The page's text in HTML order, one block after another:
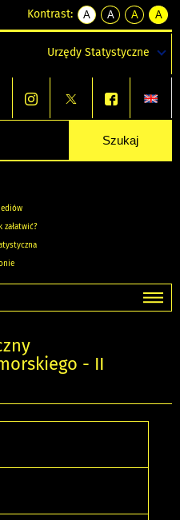
Kontrast:
A
kontrast
A
kontrast
tekst
czarnym
A
kontrast
tekst
czarnym
A
tekst
żółtym
Urzędy Statystyczne
załatwić?
- II